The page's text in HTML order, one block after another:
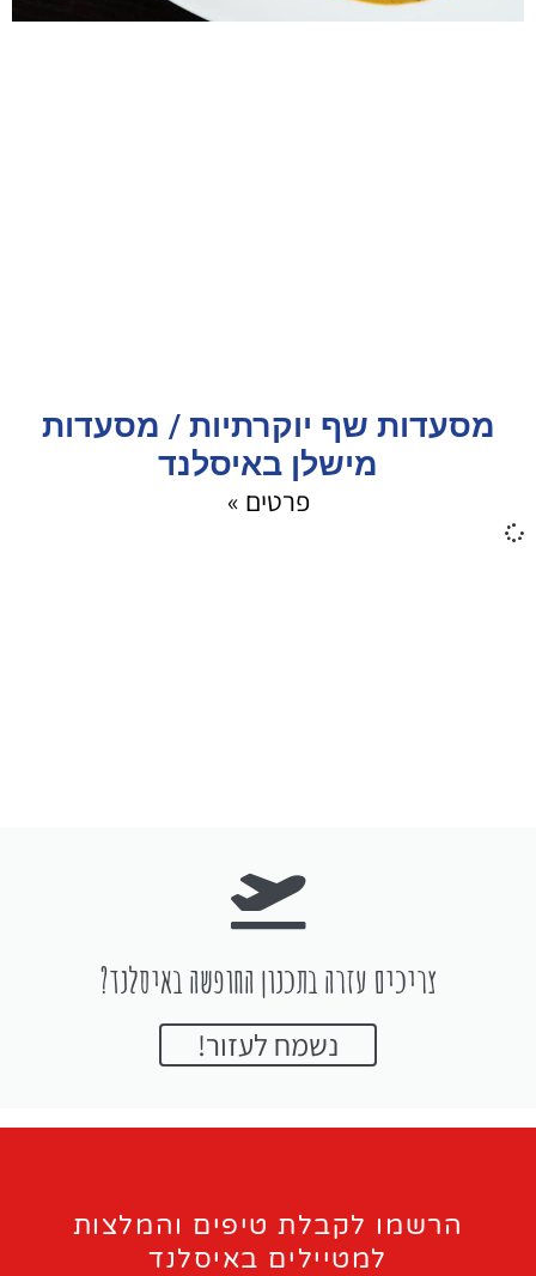
מסעדות שף יוקרתיות / מסעדות
מישלן באיסלנד
פרטים »
צריכים עזרה בתכנון החופשה באיסלנד?
נשמח לעזור!
הרשמו לקבלת טיפים והמלצות
למטיילים באיסלנד